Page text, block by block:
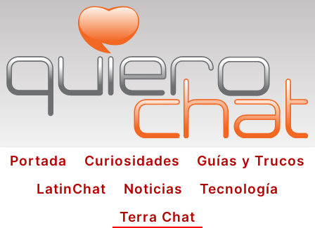
Portada Curiosidades
Guías y Trucos
LatinChat
Noticias
Tecnología
Terra Chat